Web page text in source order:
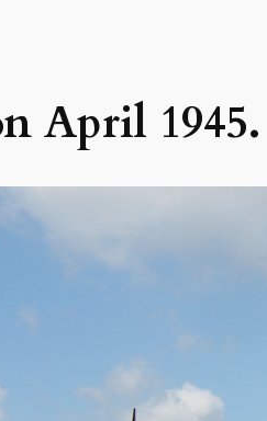
April 1945.